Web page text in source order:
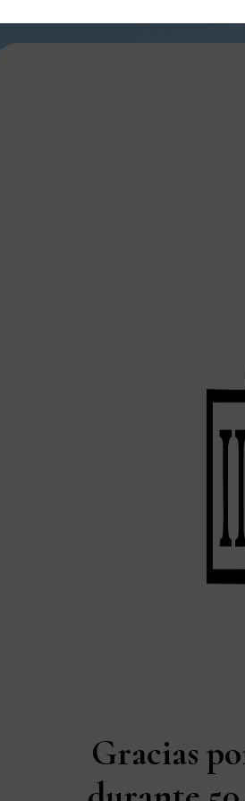
Gracias